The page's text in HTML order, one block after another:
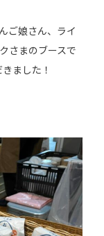
ご娘さん、ライ
さまのブースで
ました！